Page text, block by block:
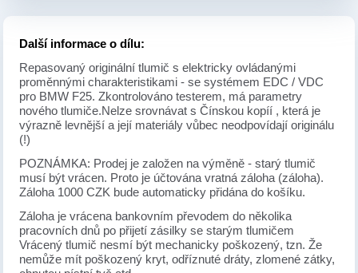
Další informace o dílu:
Repasovaný originální tlumič s elektricky ovládanými
proměnnými charakteristikami - se systémem EDC / VDC
pro BMW F25. Zkontrolováno testerem, má parametry
nového tlumiče.Nelze srovnávat s Čínskou kopíí , která je
výrazně levnější a její materiály vůbec neodpovídají originálu
(!)
POZNÁMKA: Prodej je založen na výměně - starý tlumič
musí být vrácen. Proto je účtována vratná záloha (záloha).
Záloha 1000 CZK bude automaticky přidána do košíku.
Záloha je vrácena bankovním převodem do několika
pracovních dnů po přijetí zásilky se starým tlumičem
Vrácený tlumič nesmí být mechanicky poškozený, tzn. Že
nemůže mít poškozený kryt, odříznuté dráty, zlomené zátky,